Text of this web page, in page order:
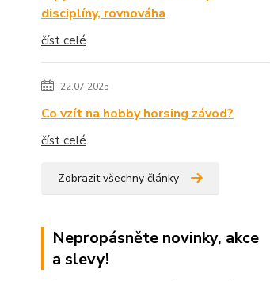
disciplíny, rovnováha
číst celé
22.07.2025
Co vzít na hobby horsing závod?
číst celé
Zobrazit všechny články
Nepropásněte novinky, akce
a slevy!